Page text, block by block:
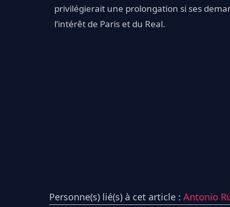
privilégierait une prolongation si ses
l’intérêt de Paris et du Real.
Personne(s) lié(s) à cet article : Antonio